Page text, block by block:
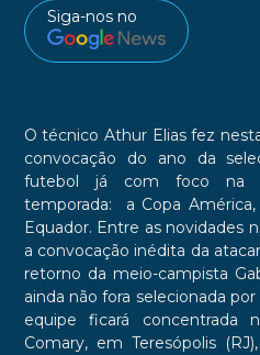
Siga-nos no
O técnico Athur Elias fez
convocação do ano da
futebol já com foco na
temporada: a Copa
Equador. Entre as novidades
a convocação inédita da
retorno da meio-campista
ainda não fora selecionada
equipe ficará concentrada
Comary, em Teresópolis